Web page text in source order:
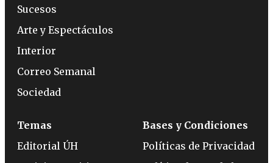
Sucesos
Arte y Espectáculos
Interior
Correo Semanal
Sociedad
Temas
Editorial ÚH
Bases y Condiciones
Políticas de Privacidad